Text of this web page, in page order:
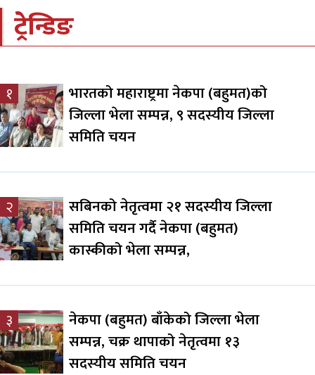
ट्रेन्डिङ
१
भारतको महाराष्ट्रमा नेकपा (बहुमत)को
जिल्ला भेला सम्पन्न, ९ सदस्यीय जिल्ला
समिति चयन
२
सबिनको नेतृत्वमा २१ सदस्यीय जिल्ला
समिति चयन गर्दै नेकपा (बहुमत)
कास्कीको भेला सम्पन्न,
३
नेकपा (बहुमत) बाँकेको जिल्ला भेला
सम्पन्न, चक्र थापाको नेतृत्वमा १३
सदस्यीय समिति चयन